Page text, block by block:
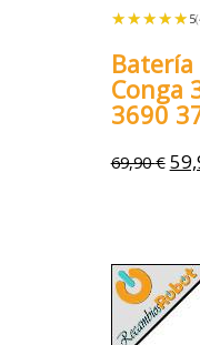
★★★★★
★★★★★ 5
Conga
3690
69,90€